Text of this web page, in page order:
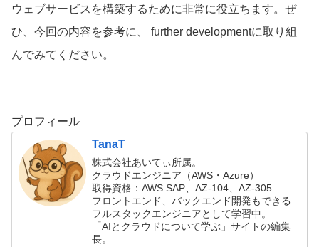
ウェブサービスを構築するために非常に役立ちます。ぜ
ひ、今回の内容を参考に、 further developmentに取り組
んでみてください。
プロフィール
TanaT
株式会社あいてぃ所属。
クラウドエンジニア（AWS・Azure）
取得資格：AWS SAP、AZ-104、AZ-305
フロントエンド、バックエンド開発もできる
フルスタックエンジニアとして学習中。
「AIとクラウドについて学ぶ」サイトの編集
長。